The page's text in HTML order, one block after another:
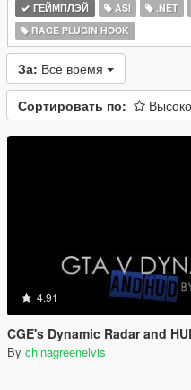
ГЕЙМПЛЭЙ ASI .NET
RAGE PLUGIN HOOK
За: Всё время
Сортировать по:
4.91
CGE's Dynamic Radar and
By chinagreenelvis